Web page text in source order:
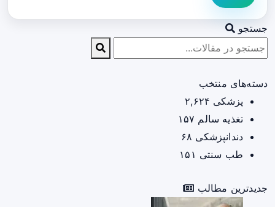
جستجو
دسته‌های منتخب
پزشکی ۲,۶۲۴
تغذیه سالم ۱۵۷
دندانپزشکی ۶۸
طب سنتی ۱۵۱
جدیدترین مطالب